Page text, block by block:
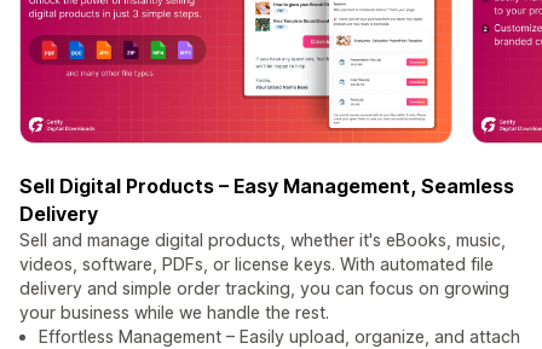
Sell Digital Products – Easy Management, Seamless
Delivery
Sell and manage digital products, whether it's eBooks, music,
videos, software, PDFs, or license keys. With automated file
delivery and simple order tracking, you can focus on growing
your business while we handle the rest.
Effortless Management – Easily upload, organize, and attach